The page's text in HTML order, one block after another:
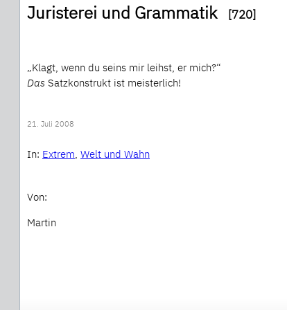
Juristerei und Grammatik[720]
„Klagt, wenn du seins mir leihst, er mich?“
Das Satzkonstrukt ist meisterlich!
21. Juli 2008
In: Extrem, Welt und Wahn
Von:
Martin